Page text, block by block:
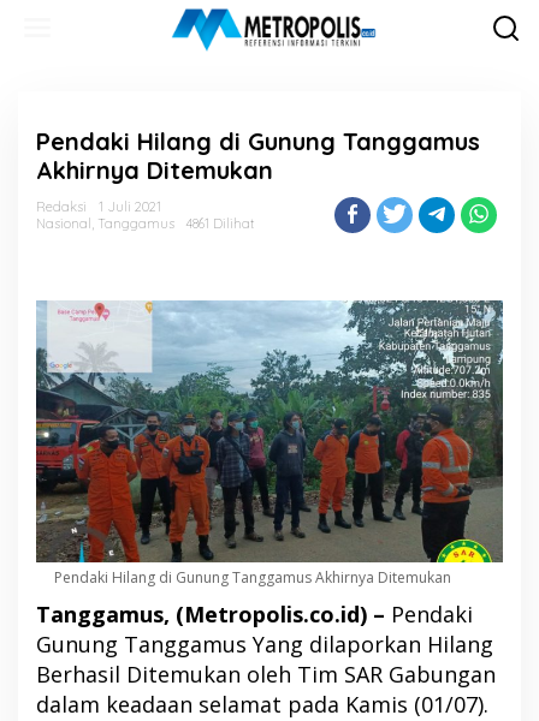
Pendaki Hilang di Gunung Tanggamus
Akhirnya Ditemukan
Redaksi
1 Juli 2021
Nasional , Tanggamus 4861 Dilihat
Pendaki Hilang di Gunung Tanggamus Akhirnya Ditemukan
Tanggamus, (Metropolis.co.id) – Pendaki
Gunung Tanggamus Yang dilaporkan Hilang
Berhasil Ditemukan oleh Tim SAR Gabungan
dalam keadaan selamat pada Kamis (01/07).